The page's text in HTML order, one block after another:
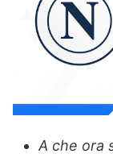
A che ora